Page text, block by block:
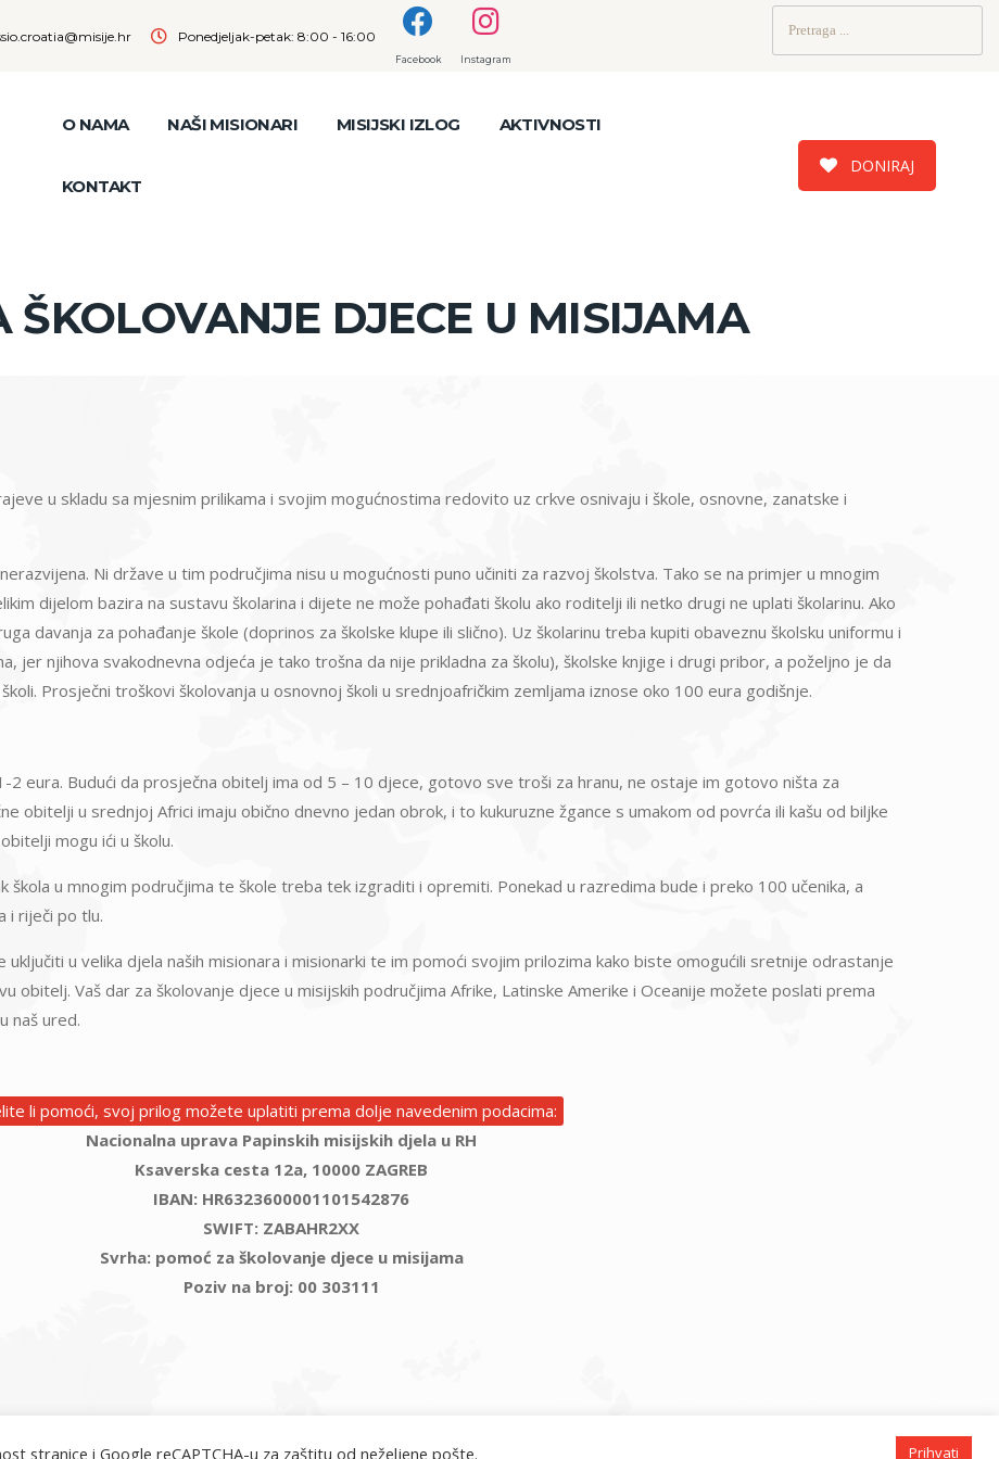
Ponedjeljak-petak: 8:00 - 16:00
Facebook Instagram
O NAMA NAŠI MISIONARI MISIJSKI IZLOG AKTIVNOSTI
KONTAKT
DONIRAJ
ŠKOLOVANJE DJECE U MISIJAMA
u skladu sa mjesnim prilikama i svojim mogućnostima redovito uz crkve osnivaju i škole, osnovne, zanatske i
Ni države u tim područjima nisu u mogućnosti puno učiniti za razvoj školstva. Tako se na primjer u mnogim
dijelom bazira na sustavu školarina i dijete ne može pohađati školu ako roditelji ili netko drugi ne uplati školarinu. Ako
davanja za pohađanje škole (doprinos za školske klupe ili slično). Uz školarinu treba kupiti obaveznu školsku uniformu i
jer njihova svakodnevna odjeća je tako trošna da nije prikladna za školu), školske knjige i drugi pribor, a poželjno je da
Prosječni troškovi školovanja u osnovnoj školi u srednjoafričkim zemljama iznose oko 100 eura godišnje.
2 eura. Budući da prosječna obitelj ima od 5 – 10 djece, gotovo sve troši za hranu, ne ostaje im gotovo ništa za
obitelji u srednjoj Africi imaju obično dnevno jedan obrok, i to kukuruzne žgance s umakom od povrća ili kašu od biljke
mogu ići u školu.
u mnogim područjima te škole treba tek izgraditi i opremiti. Ponekad u razredima bude i preko 100 učenika, a
i riječi po tlu.
u velika djela naših misionara i misionarki te im pomoći svojim prilozima kako biste omogućili sretnije odrastanje
obitelj. Vaš dar za školovanje djece u misijskih područjima Afrike, Latinske Amerike i Oceanije možete poslati prema
naš ured.
li pomoći, svoj prilog možete uplatiti prema dolje navedenim podacima:
Nacionalna uprava Papinskih misijskih djela u RH
Ksaverska cesta 12a, 10000 ZAGREB
IBAN: HR6323600001101542876
SWIFT: ZABAHR2XX
Svrha: pomoć za školovanje djece u misijama
Poziv na broj: 00 303111
stranice i Google reCAPTCHA-u za zaštitu od neželjene pošte. Prihvati